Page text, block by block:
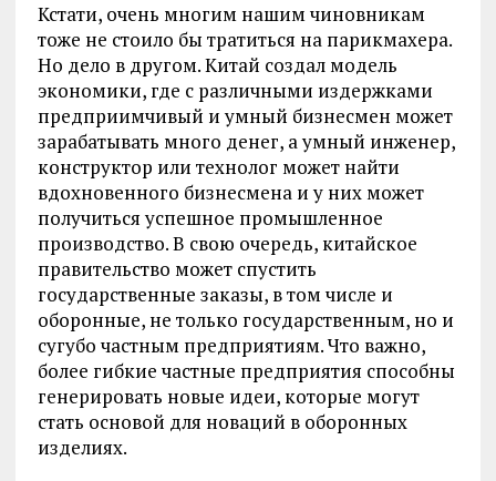
Кстати, очень многим нашим чиновникам
тоже не стоило бы тратиться на парикмахера.
Но дело в другом. Китай создал модель
экономики, где с различными издержками
предприимчивый и умный бизнесмен может
зарабатывать много денег, а умный инженер,
конструктор или технолог может найти
вдохновенного бизнесмена и у них может
получиться успешное промышленное
производство. В свою очередь, китайское
правительство может спустить
государственные заказы, в том числе и
оборонные, не только государственным, но и
сугубо частным предприятиям. Что важно,
более гибкие частные предприятия способны
генерировать новые идеи, которые могут
стать основой для новаций в оборонных
изделиях.